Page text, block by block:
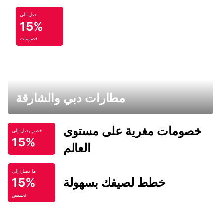
تصل الى
15%
خصومات
مطارات دبي والشارقة
خصم يصل إلى
15%
خصومات مغرية على مستوى
العالم
ما يصل إلى
15%
تخفيض
خطط لصيفك بسهولة